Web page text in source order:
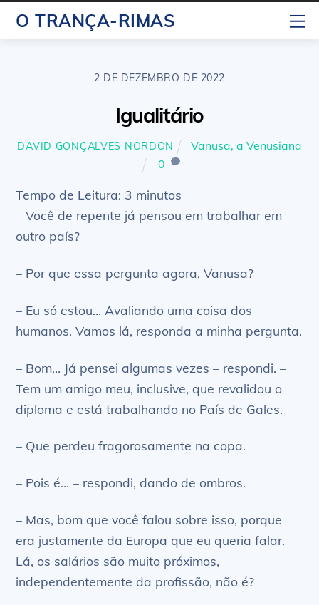
O TRANÇA-RIMAS
2 DE DEZEMBRO DE 2022
Igualitário
DAVID GONÇALVES NORDON
Vanusa, a Venusiana
0
Tempo de Leitura: 3 minutos
– Você de repente já pensou em trabalhar em
outro país?
– Por que essa pergunta agora, Vanusa?
– Eu só estou… Avaliando uma coisa dos
humanos. Vamos lá, responda a minha pergunta.
– Bom… Já pensei algumas vezes – respondi. –
Tem um amigo meu, inclusive, que revalidou o
diploma e está trabalhando no País de Gales.
– Que perdeu fragorosamente na copa.
– Pois é… – respondi, dando de ombros.
– Mas, bom que você falou sobre isso, porque
era justamente da Europa que eu queria falar.
Lá, os salários são muito próximos,
independentemente da profissão, não é?